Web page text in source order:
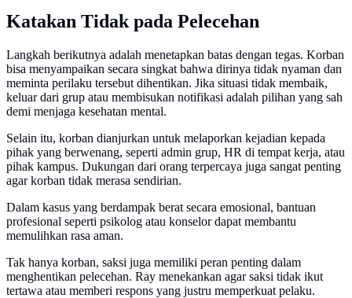
Katakan Tidak pada Pelecehan
Langkah berikutnya adalah menetapkan batas dengan tegas. Korban
bisa menyampaikan secara singkat bahwa dirinya tidak nyaman dan
meminta perilaku tersebut dihentikan. Jika situasi tidak membaik,
keluar dari grup atau membisukan notifikasi adalah pilihan yang sah
demi menjaga kesehatan mental.
Selain itu, korban dianjurkan untuk melaporkan kejadian kepada
pihak yang berwenang, seperti admin grup, HR di tempat kerja, atau
pihak kampus. Dukungan dari orang terpercaya juga sangat penting
agar korban tidak merasa sendirian.
Dalam kasus yang berdampak berat secara emosional, bantuan
profesional seperti psikolog atau konselor dapat membantu
memulihkan rasa aman.
Tak hanya korban, saksi juga memiliki peran penting dalam
menghentikan pelecehan. Ray menekankan agar saksi tidak ikut
tertawa atau memberi respons yang justru memperkuat pelaku.